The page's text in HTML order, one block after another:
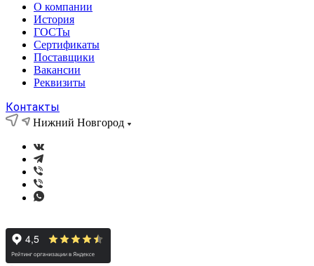
О компании
История
ГОСТы
Сертификаты
Поставщики
Вакансии
Реквизиты
Контакты
Нижний Новгород